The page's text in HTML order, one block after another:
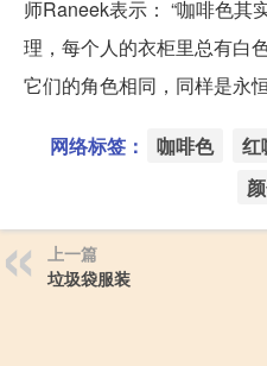
师Raneek表示： “咖啡色其
理，每个人的衣柜里总有白
它们的角色相同，同样是永
网络标签： 咖啡色 红
上一篇
垃圾袋服装